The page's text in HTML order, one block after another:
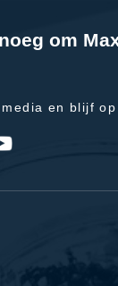
om
en blijf op